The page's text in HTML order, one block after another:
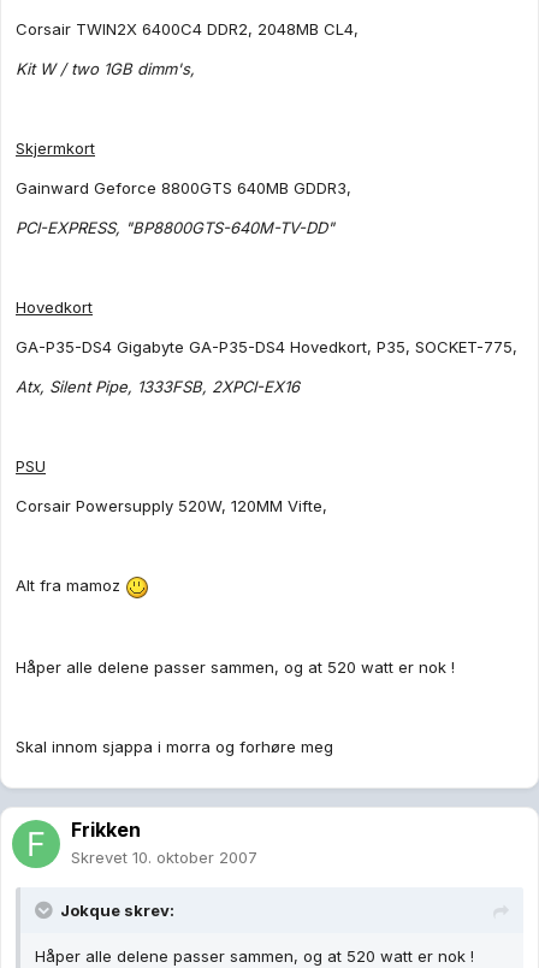
Corsair TWIN2X 6400C4 DDR2, 2048MB CL4,
Kit W / two 1GB dimm's,
Skjermkort
Gainward Geforce 8800GTS 640MB GDDR3,
PCI-EXPRESS, "BP8800GTS-640M-TV-DD"
Hovedkort
GA-P35-DS4 Gigabyte GA-P35-DS4 Hovedkort, P35, SOCKET-775,
Atx, Silent Pipe, 1333FSB, 2XPCI-EX16
PSU
Corsair Powersupply 520W, 120MM Vifte,
Alt fra mamoz
Håper alle delene passer sammen, og at 520 watt er nok !
Skal innom sjappa i morra og forhøre meg
Frikken
Skrevet 10. oktober 2007
Jokque skrev:
Håper alle delene passer sammen, og at 520 watt er nok !